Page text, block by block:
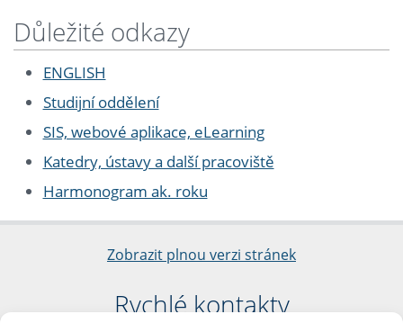
Důležité odkazy
ENGLISH
Studijní oddělení
SIS, webové aplikace, eLearning
Katedry, ústavy a další pracoviště
Harmonogram ak. roku
Zobrazit plnou verzi stránek
Rychlé kontakty